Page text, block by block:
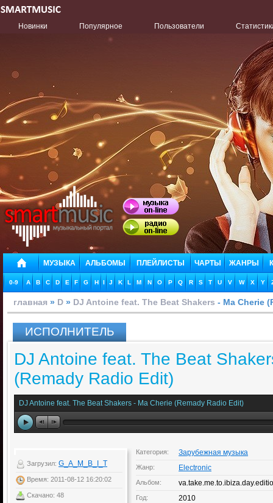
Новинки Популярное Пользователи
МУЗЫКА АЛЬБОМЫ ПЛЕЙЛИСТЫ ЧАРТЫ ЖАНРЫ
0-9 A B C D E F G H I J K L M N O P Q R S T U V W X Y
главная » D » DJ Antoine feat. The Beat Shakers - Ma Cherie
ИСПОЛНИТЕЛЬ
DJ Antoine feat. The Beat
(Remady Radio Edit)
DJ Antoine feat. The Beat Shakers - Ma Cherie (Remady Radio Edit)
Загрузил: G_A_M_B_I_T
Время: 2011-08-12 16:20:02
Скачано: 48
Категория: Зарубежная музыка
Жанр: Electronic
Альбом:
Год: 2010